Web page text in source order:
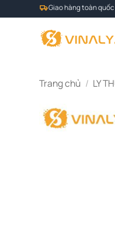
qua
Giao hàng toàn quốc
Trang chủ / LY